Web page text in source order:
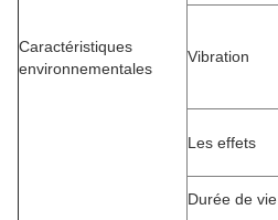
Caractéristiques
environnementales
Vibration
Les effets
Durée de vie